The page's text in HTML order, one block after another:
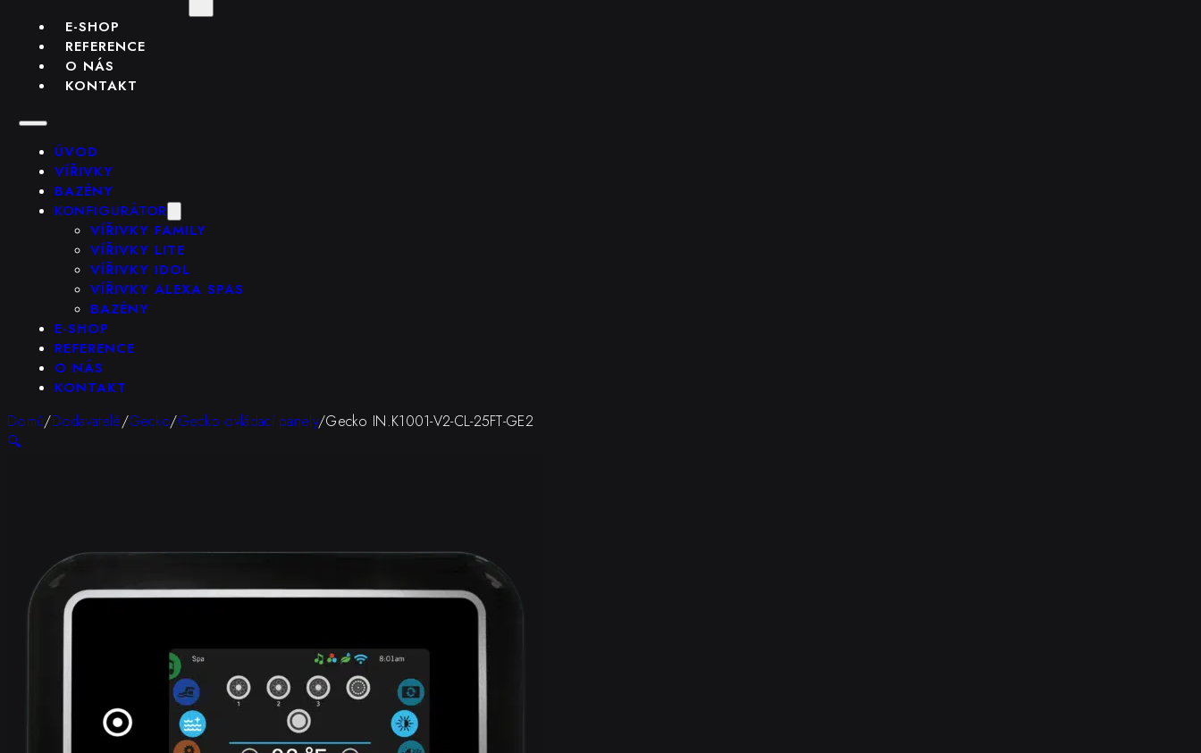
E-SHOP
REFERENCE
O NÁS
KONTAKT
ÚVOD
VÍŘIVKY
BAZÉNY
KONFIGURÁTOR
VÍŘIVKY FAMILY
VÍŘIVKY LITE
VÍŘIVKY IDOL
VÍŘIVKY ALEXA SPAS
BAZÉNY
E-SHOP
REFERENCE
O NÁS
KONTAKT
Domů/Dodavatelé/Gecko/Gecko ovládací panely/Gecko IN.K1001-V2-CL-25FT-GE2
🔍